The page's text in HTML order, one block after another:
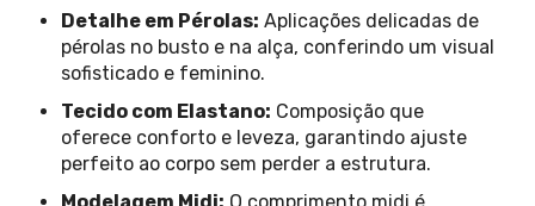
Detalhe em Pérolas: Aplicações delicadas de
pérolas no busto e na alça, conferindo um visual
sofisticado e feminino.
Tecido com Elastano: Composição que
oferece conforto e leveza, garantindo ajuste
perfeito ao corpo sem perder a estrutura.